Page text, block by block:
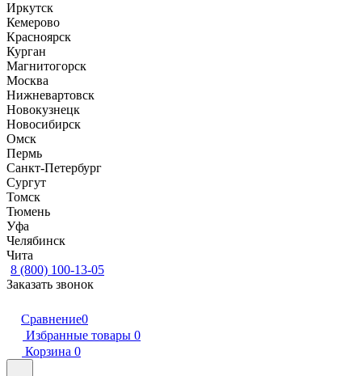
Иркутск
Кемерово
Красноярск
Курган
Магнитогорск
Москва
Нижневартовск
Новокузнецк
Новосибирск
Омск
Пермь
Санкт-Петербург
Сургут
Томск
Тюмень
Уфа
Челябинск
Чита
8 (800) 100-13-05
Заказать звонок
Сравнение0
Избранные товары 0
Корзина 0